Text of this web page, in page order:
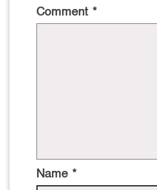
Comment *
Name *